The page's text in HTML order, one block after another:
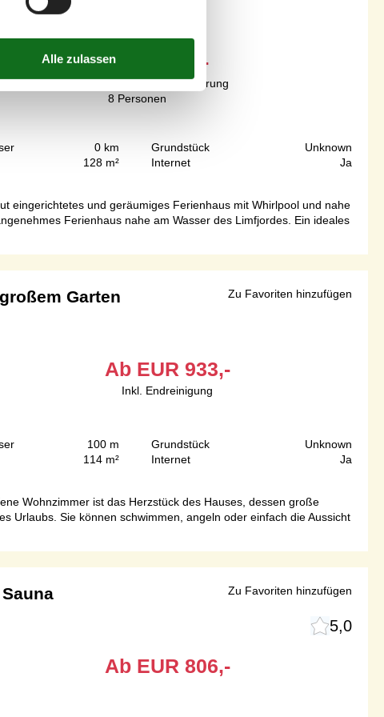
Ab EUR 1.108,-
Inkl. Endreinigung und Versicherung
8 Personen
0 km
128 m²
Grundstück
Unknown
Internet
Ja
eingerichtetes und geräumiges Ferienhaus mit Whirlpool und nahe
Ferienhaus nahe am Wasser des Limfjordes. Ein ideales
Garten
Ab EUR 933,-
Inkl. Endreinigung
100 m
114 m²
Grundstück
Unknown
Internet
Ja
Wohnzimmer ist das Herzstück des Hauses, dessen große
Urlaubs. Sie können schwimmen, angeln oder einfach die Aussicht
Zu Favoriten hinzufügen
5,0
Ab EUR 806,-
Zu Favoriten hinzufügen